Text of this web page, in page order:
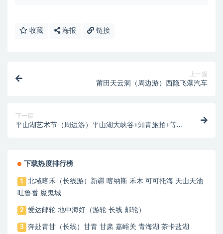
收藏 海报 链接
上一篇
莆田天云洞（周边游）西隐飞瀑汽车
下一篇
平山湖艺术节（周边游）平山湖大峡谷+知青旅拍+等火
下载热度排行榜
1
北域喀禾（长线游）新疆 喀纳斯 禾木 可可托海 天山天池
吐鲁番 魔鬼城
2 爱达邮轮 地中海好（游轮 长线 邮轮）
3 奔赴青甘（长线）甘青 甘肃 嘉峪关 青海湖 茶卡盐湖